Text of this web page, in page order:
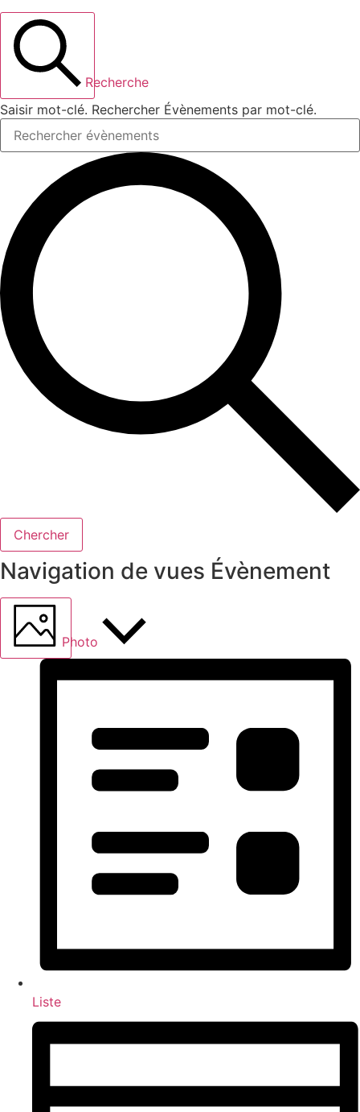
Recherche
Saisir mot-clé. Rechercher Évènements par mot-clé.
Chercher
Navigation de vues Évènement
Photo
Liste